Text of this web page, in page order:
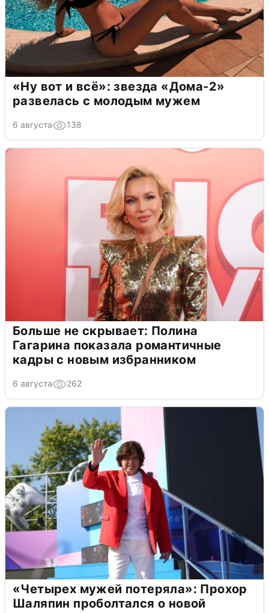
«Ну вот и всё»: звезда «Дома-2»
развелась с молодым мужем
6 августа 138
Больше не скрывает: Полина
Гагарина показала романтичные
кадры с новым избранником
6 августа 262
«Четырех мужей потеряла»: Прохор
Шаляпин проболтался о новой